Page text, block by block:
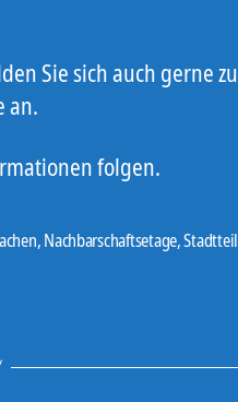
Sie sich auch gerne
an.
folgen.
,Nachbarschaftsetage,